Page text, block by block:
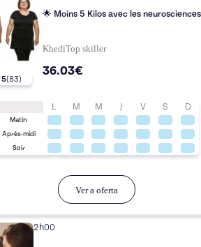
5(83)
🌟 Moins 5 Kilos avec les
KhediTop skiller
36.03€
L M M J V S D
Matin
Après-midi
Soir
Ver a oferta
2h00